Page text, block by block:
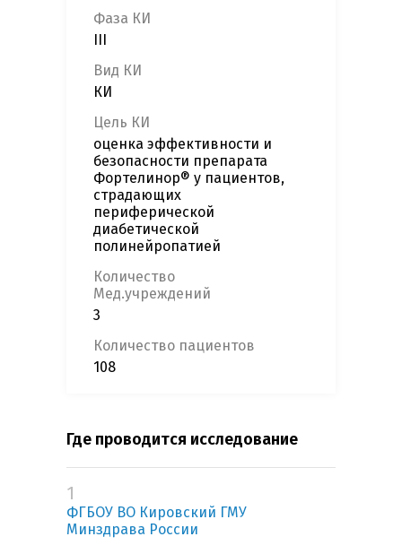
Фаза КИ
Вид КИ
КИ
Цель КИ
оценка эффективности и
безопасности препарата
Фортелинор® у пациентов,
страдающих
периферической
диабетической
полинейропатией
Количество
Мед.учреждений
3
Количество пациентов
108
Где проводится исследование
1
ФГБОУ ВО Кировский ГМУ
Минздрава России